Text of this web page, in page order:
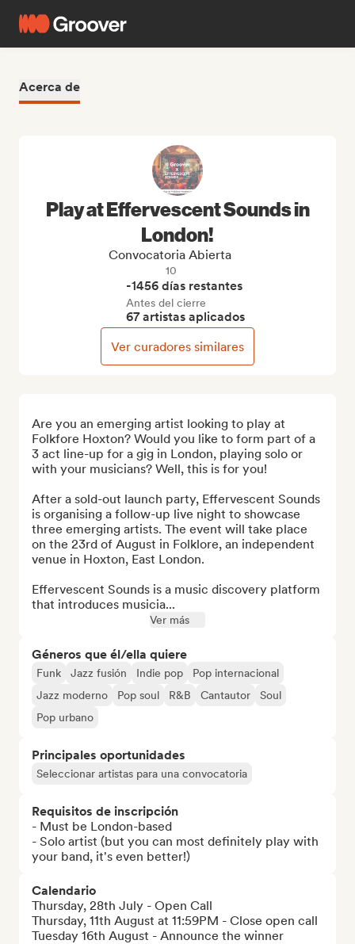
Acerca de
Are you an emerging artist looking to play at
Folkfore Hoxton? Would you like to form part of a
3 act line-up for a gig in London, playing solo or
with your musicians? Well, this is for you!
After a sold-out launch party, Effervescent Sounds
is organising a follow-up live night to showcase
three emerging artists. The event will take place
on the 23rd of August in Folklore, an independent
venue in Hoxton, East London.
Effervescent Sounds is a music discovery platform
that introduces musicia...
Ver más
Géneros que él/ella quiere
Funk Jazz fusión Indie pop
Pop internacional
Jazz moderno
Pop soul R&B Cantautor
Soul
Pop urbano
Principales oportunidades
Seleccionar artistas para una convocatoria
Requisitos de inscripción
- Must be London-based
- Solo artist (but you can most definitely play with
your band, it's even better!)
Calendario
Thursday, 28th July - Open Call
Thursday, 11th August at 11:59PM - Close open call
Tuesday 16th August - Announce the winner
Play at Effervescent Sounds in
London!
Convocatoria Abierta
10
-1456 días restantes
Antes del cierre
67 artistas aplicados
Ver curadores similares